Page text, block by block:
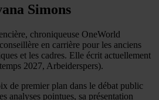
Simons
chroniqueuse OneWorld
en carrière pour les anciens
et les cadres. Elle écrit actuellement
2027, Arbeiderspers).
de premier plan dans le débat public
analyses pointues, sa présentation